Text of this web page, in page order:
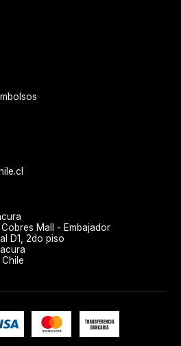
Mall - Embajador
D1, 2do piso